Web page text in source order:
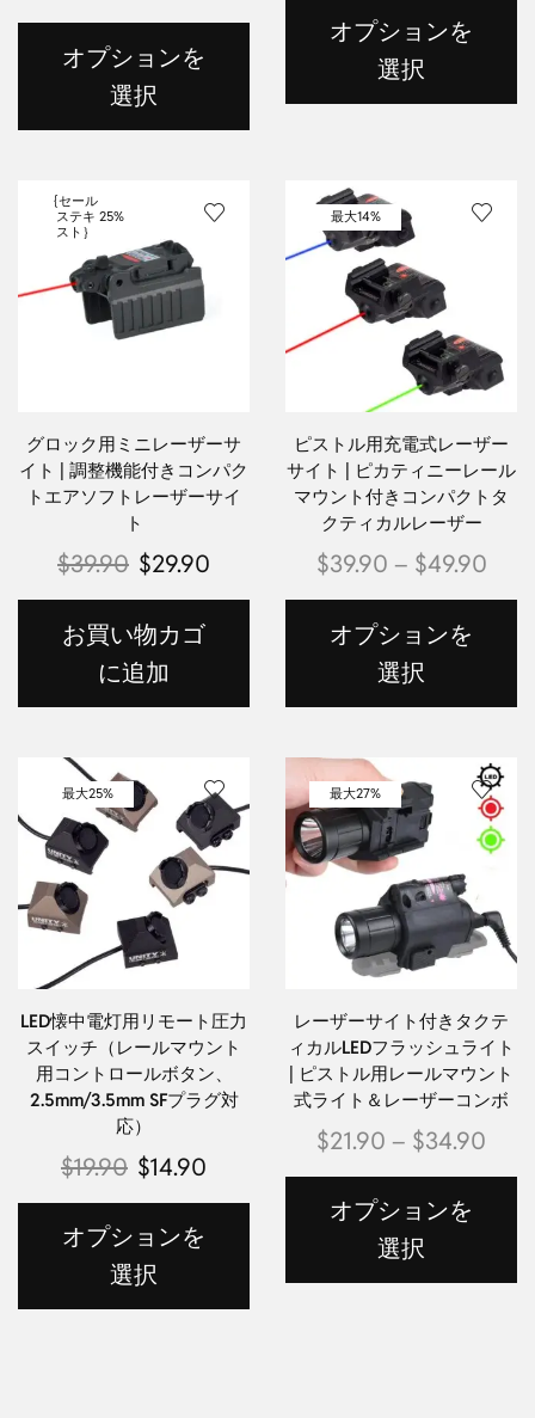
オプションを
選択
オプションを
選択
{セール
ステキ
スト｝
25%
グロック用ミニレーザーサ
イト | 調整機能付きコンパク
トエアソフトレーザーサイ
ト
$39.90 $29.90
お買い物カゴ
に追加
最大14%
ピストル用充電式レーザー
サイト | ピカティニーレール
マウント付きコンパクトタ
クティカルレーザー
$39.90 – $49.90
オプションを
選択
最大25%
LED懐中電灯用リモート圧力
スイッチ（レールマウント
用コントロールボタン、
2.5mm/3.5mm SFプラグ対
応）
$19.90 $14.90
オプションを
選択
最大27%
レーザーサイト付きタクテ
ィカルLEDフラッシュライト
| ピストル用レールマウント
式ライト＆レーザーコンボ
$21.90 – $34.90
オプションを
選択